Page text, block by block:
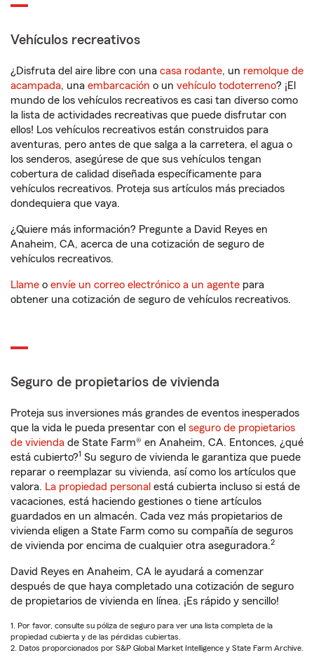
Vehículos recreativos
¿Disfruta del aire libre con una casa rodante, un remolque de
acampada, una embarcación o un vehículo todoterreno? ¡El
mundo de los vehículos recreativos es casi tan diverso como
la lista de actividades recreativas que puede disfrutar con
ellos! Los vehículos recreativos están construidos para
aventuras, pero antes de que salga a la carretera, el agua o
los senderos, asegúrese de que sus vehículos tengan
cobertura de calidad diseñada específicamente para
vehículos recreativos. Proteja sus artículos más preciados
dondequiera que vaya.
¿Quiere más información? Pregunte a David Reyes en
Anaheim, CA, acerca de una cotización de seguro de
vehículos recreativos.
Llame o envíe un correo electrónico a un agente para
obtener una cotización de seguro de vehículos recreativos.
Seguro de propietarios de vivienda
Proteja sus inversiones más grandes de eventos inesperados
que la vida le pueda presentar con el seguro de propietarios
de vivienda de State Farm® en Anaheim, CA. Entonces, ¿qué
está cubierto?1 Su seguro de vivienda le garantiza que puede
reparar o reemplazar su vivienda, así como los artículos que
valora. La propiedad personal está cubierta incluso si está de
vacaciones, está haciendo gestiones o tiene artículos
guardados en un almacén. Cada vez más propietarios de
vivienda eligen a State Farm como su compañía de seguros
de vivienda por encima de cualquier otra aseguradora.2
David Reyes en Anaheim, CA le ayudará a comenzar
después de que haya completado una cotización de seguro
de propietarios de vivienda en línea. ¡Es rápido y sencillo!
1. Por favor, consulte su póliza de seguro para ver una lista completa de la
propiedad cubierta y de las pérdidas cubiertas.
2. Datos proporcionados por S&P Global Market Intelligence y State Farm Archive.